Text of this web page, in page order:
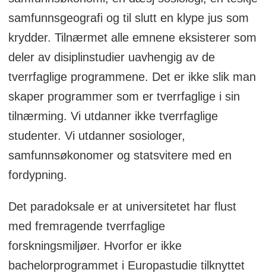
samfunnsgeografi og til slutt en klype jus som
krydder. Tilnærmet alle emnene eksisterer som
deler av disiplinstudier uavhengig av de
tverrfaglige programmene. Det er ikke slik man
skaper programmer som er tverrfaglige i sin
tilnærming. Vi utdanner ikke tverrfaglige
studenter. Vi utdanner sosiologer,
samfunnsøkonomer og statsvitere med en
fordypning.
Det paradoksale er at universitetet har flust
med fremragende tverrfaglige
forskningsmiljøer. Hvorfor er ikke
bachelorprogrammet i Europastudie tilknyttet